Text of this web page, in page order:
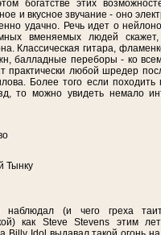
богатстве этих
и вкусное звучание - оно
удачно. Речь идет о
вменяемых людей
Классическая гитара,
балладные переборы - ко
практически любой шредер
Более того если походить
то можно увидеть немало
Тынку
наблюдал (и чего греха
как Steve Stevens этим